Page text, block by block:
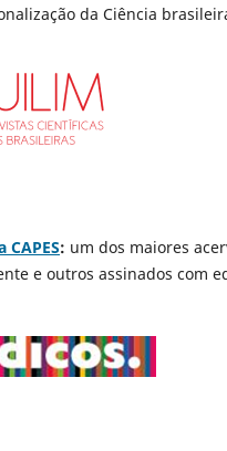
da Ciência
: um dos maiores
e outros assinados com